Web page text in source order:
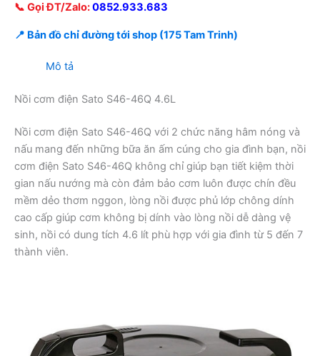
📞 Gọi ĐT/Zalo:0852.933.683
📍 Bản đồ chỉ đường tới shop (175 Tam Trinh)
Mô tả
Nồi cơm điện Sato S46-46Q 4.6L
Nồi cơm điện Sato S46-46Q với 2 chức năng hâm nóng và
nấu mang đến những bữa ăn ấm cúng cho gia đình bạn, nồi
cơm điện Sato S46-46Q không chỉ giúp bạn tiết kiệm thời
gian nấu nướng mà còn đảm bảo cơm luôn được chín đều
mềm dẻo thơm nggon, lòng nồi được phủ lớp chông dính
cao cấp giúp cơm không bị dính vào lòng nồi dễ dàng vệ
sinh, nồi có dung tích 4.6 lít phù hợp với gia đình từ 5 đến 7
thành viên.